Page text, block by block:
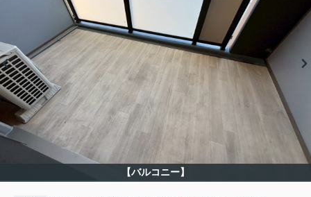
【バルコニー】